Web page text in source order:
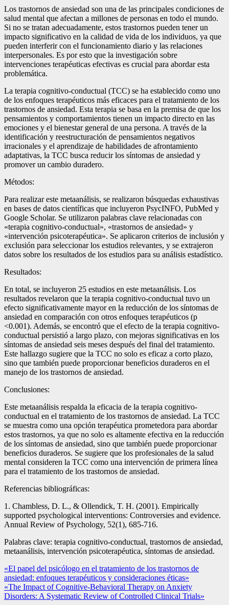
Los trastornos de ansiedad son una de las principales condiciones de
salud mental que afectan a millones de personas en todo el mundo.
Si no se tratan adecuadamente, estos trastornos pueden tener un
impacto significativo en la calidad de vida de los individuos, ya que
pueden interferir con el funcionamiento diario y las relaciones
interpersonales. Es por esto que la investigación sobre
intervenciones terapéuticas efectivas es crucial para abordar esta
problemática.
La terapia cognitivo-conductual (TCC) se ha establecido como uno
de los enfoques terapéuticos más eficaces para el tratamiento de los
trastornos de ansiedad. Esta terapia se basa en la premisa de que los
pensamientos y comportamientos tienen un impacto directo en las
emociones y el bienestar general de una persona. A través de la
identificación y reestructuración de pensamientos negativos
irracionales y el aprendizaje de habilidades de afrontamiento
adaptativas, la TCC busca reducir los síntomas de ansiedad y
promover un cambio duradero.
Métodos:
Para realizar este metaanálisis, se realizaron búsquedas exhaustivas
en bases de datos científicas que incluyeron PsycINFO, PubMed y
Google Scholar. Se utilizaron palabras clave relacionadas con
«terapia cognitivo-conductual», «trastornos de ansiedad» y
«intervención psicoterapéutica». Se aplicaron criterios de inclusión y
exclusión para seleccionar los estudios relevantes, y se extrajeron
datos sobre los resultados de los estudios para su análisis estadístico.
Resultados:
En total, se incluyeron 25 estudios en este metaanálisis. Los
resultados revelaron que la terapia cognitivo-conductual tuvo un
efecto significativamente mayor en la reducción de los síntomas de
ansiedad en comparación con otros enfoques terapéuticos (p
<0.001). Además, se encontró que el efecto de la terapia cognitivo-
conductual persistió a largo plazo, con mejoras significativas en los
síntomas de ansiedad seis meses después del final del tratamiento.
Este hallazgo sugiere que la TCC no solo es eficaz a corto plazo,
sino que también puede proporcionar beneficios duraderos en el
manejo de los trastornos de ansiedad.
Conclusiones:
Este metaanálisis respalda la eficacia de la terapia cognitivo-
conductual en el tratamiento de los trastornos de ansiedad. La TCC
se muestra como una opción terapéutica prometedora para abordar
estos trastornos, ya que no solo es altamente efectiva en la reducción
de los síntomas de ansiedad, sino que también puede proporcionar
beneficios duraderos. Se sugiere que los profesionales de la salud
mental consideren la TCC como una intervención de primera línea
para el tratamiento de los trastornos de ansiedad.
Referencias bibliográficas:
1. Chambless, D. L., & Ollendick, T. H. (2001). Empirically
supported psychological interventions: Controversies and evidence.
Annual Review of Psychology, 52(1), 685-716.
Palabras clave: terapia cognitivo-conductual, trastornos de ansiedad,
metaanálisis, intervención psicoterapéutica, síntomas de ansiedad.
Navegación
de
entradas
«El papel del psicólogo en el tratamiento de los trastornos de
ansiedad: enfoques terapéuticos y consideraciones éticas»
«The Impact of Cognitive-Behavioral Therapy on Anxiety
Disorders: A Systematic Review of Controlled Clinical Trials»